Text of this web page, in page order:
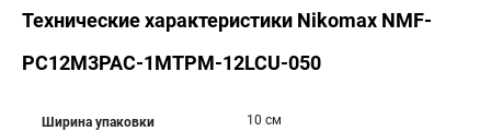
Технические характеристики Nikomax NMF-
PC12M3PAC-1MTPM-12LCU-050
Ширина упаковки 10 см